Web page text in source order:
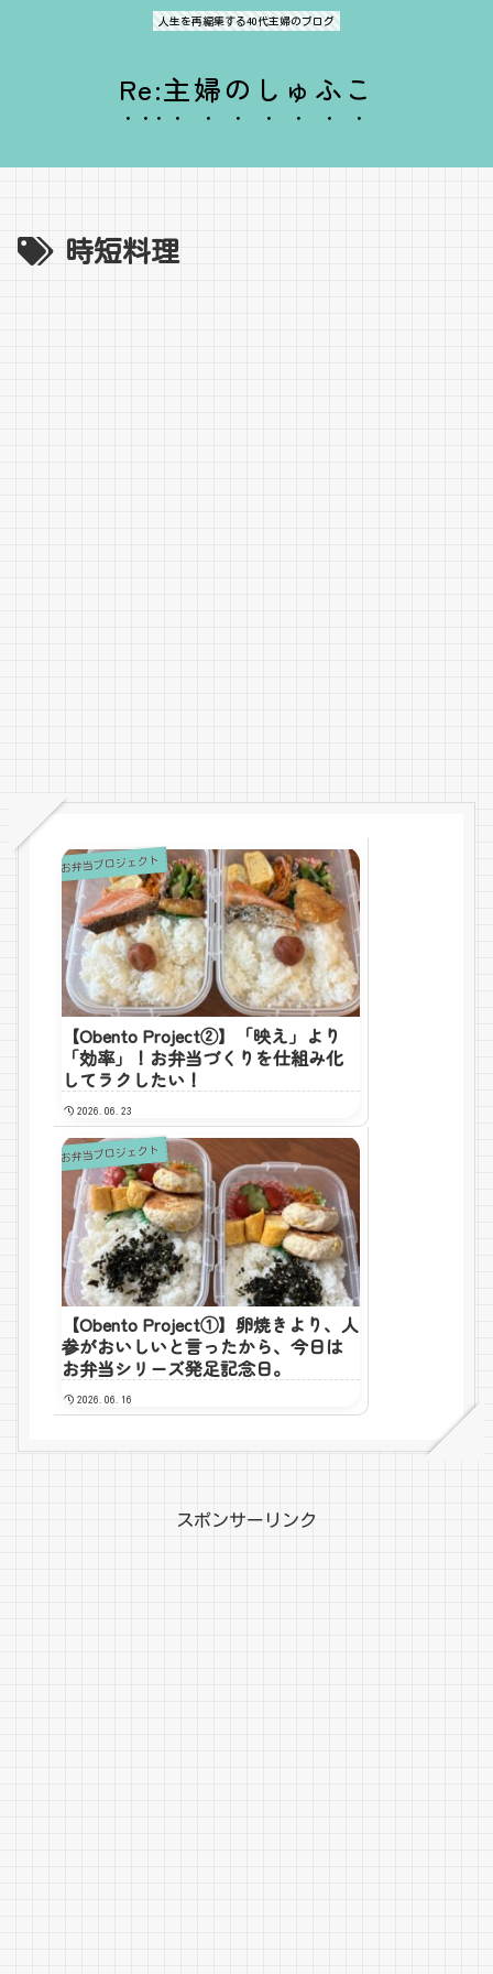
人生を再編集する40代主婦のブログ
Re:主婦のしゅふこ
時短料理
お弁当プロジェクト
【Obento Project②】「映え」より
「効率」！お弁当づくりを仕組み化
してラクしたい！
2026.06.23
お弁当プロジェクト
【Obento Project①】卵焼きより、人
参がおいしいと言ったから、今日は
お弁当シリーズ発足記念日。
2026.06.16
スポンサーリンク